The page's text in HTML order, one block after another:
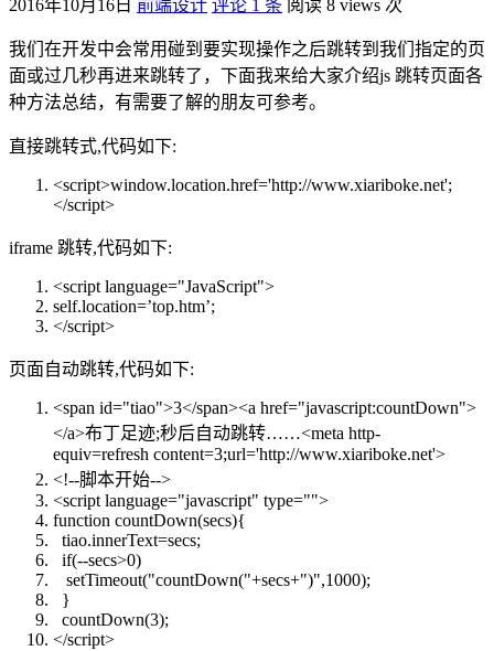
2016年10月16日 前端设计 评论 1 条 阅读 8 views 次
我们在开发中会常用碰到要实现操作之后跳转到我们指定的页
面或过几秒再进来跳转了，下面我来给大家介绍js 跳转页面各
种方法总结，有需要了解的朋友可参考。
直接跳转式,代码如下:
<script>window.location.href='http://www.xiariboke.net';
</script>
iframe 跳转,代码如下:
<script language="JavaScript">
self.location=’top.htm’;
</script>
页面自动跳转,代码如下:
<span id="tiao">3</span><a href="javascript:countDown">
</a>布丁足迹;秒后自动跳转……<meta http-
equiv=refresh content=3;url='http://www.xiariboke.net'>
<!--脚本开始-->
<script language="javascript" type="">
function countDown(secs){
tiao.innerText=secs;
if(--secs>0)
setTimeout("countDown("+secs+")",1000);
}
countDown(3);
</script>